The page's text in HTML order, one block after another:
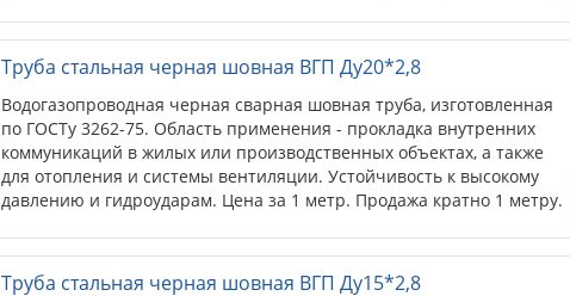
Труба стальная черная шовная ВГП Ду20*2,8
Водогазопроводная черная сварная шовная труба, изготовленная
по ГОСТу 3262-75. Область применения - прокладка внутренних
коммуникаций в жилых или производственных объектах, а также
для отопления и системы вентиляции. Устойчивость к высокому
давлению и гидроударам. Цена за 1 метр. Продажа кратно 1 метру.
Труба стальная черная шовная ВГП Ду15*2,8